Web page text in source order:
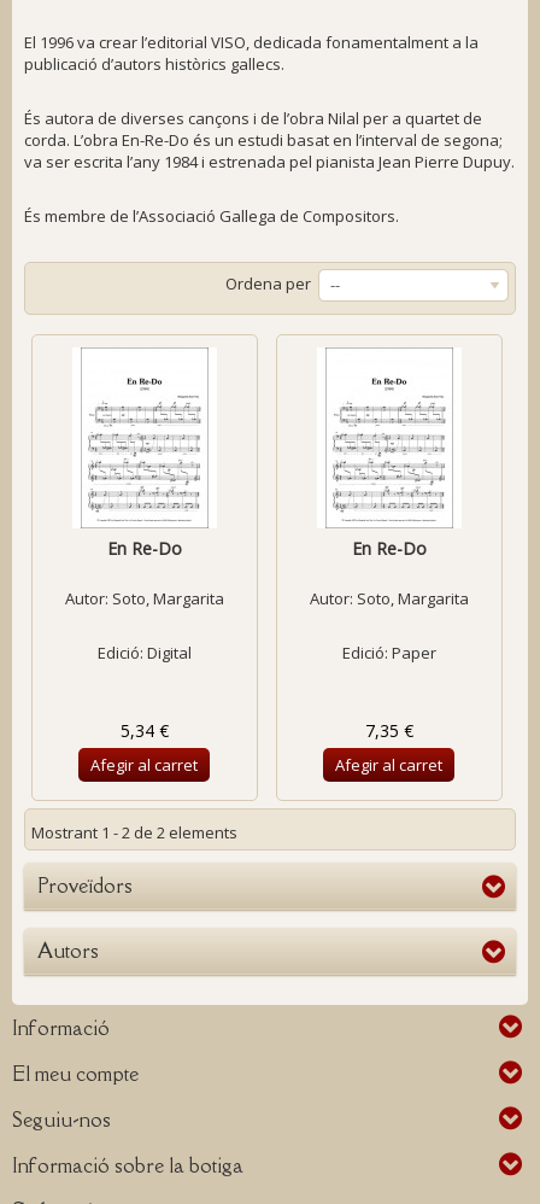
El 1996 va crear l’editorial VISO, dedicada fonamentalment a la
publicació d’autors històrics gallecs.
És autora de diverses cançons i de l’obra Nilal per a quartet de
corda. L’obra En-Re-Do és un estudi basat en l’interval de segona;
va ser escrita l’any 1984 i estrenada pel pianista Jean Pierre Dupuy.
És membre de l’Associació Gallega de Compositors.
Ordena per --
En Re-Do
Autor: Soto, Margarita
Edició: Digital
5,34 €
Afegir al carret
En Re-Do
Autor: Soto, Margarita
Edició: Paper
7,35 €
Afegir al carret
Mostrant 1 - 2 de 2 elements
Proveïdors
Autors
Informació
El meu compte
Seguiu-nos
Informació sobre la botiga